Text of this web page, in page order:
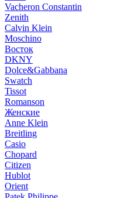
Vacheron Constantin
Zenith
Calvin Klein
Moschino
Восток
DKNY
Dolce&Gabbana
Swatch
Tissot
Romanson
Женские
Anne Klein
Breitling
Casio
Chopard
Citizen
Hublot
Orient